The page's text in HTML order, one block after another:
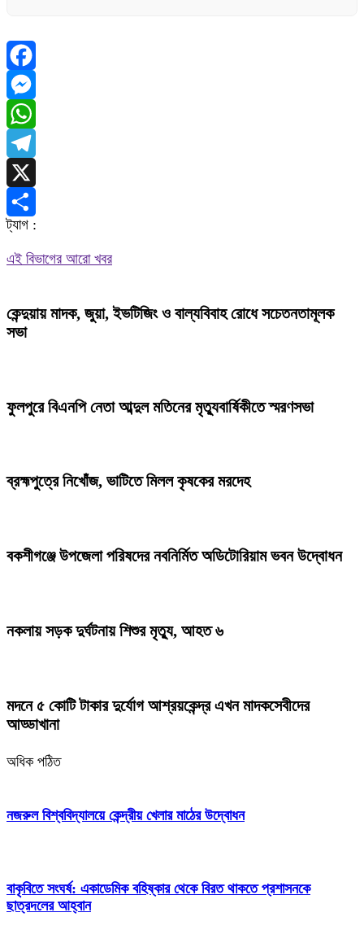
Facebook
Messenger
WhatsApp
Telegram
X
Share
ট্যাগ :
এই বিভাগের আরো খবর
কেন্দুয়ায় মাদক, জুয়া, ইভটিজিং ও বাল্যবিবাহ রোধে সচেতনতামূলক
সভা
ফুলপুরে বিএনপি নেতা আব্দুল মতিনের মৃত্যুবার্ষিকীতে স্মরণসভা
ব্রহ্মপুত্রে নিখোঁজ, ভাটিতে মিলল কৃষকের মরদেহ
বকশীগঞ্জে উপজেলা পরিষদের নবনির্মিত অডিটোরিয়াম ভবন উদ্বোধন
নকলায় সড়ক দুর্ঘটনায় শিশুর মৃত্যু, আহত ৬
মদনে ৫ কোটি টাকার দুর্যোগ আশ্রয়কেন্দ্র এখন মাদকসেবীদের
আড্ডাখানা
অধিক পঠিত
নজরুল বিশ্ববিদ্যালয়ে কেন্দ্রীয় খেলার মাঠের উদ্বোধন
বাকৃবিতে সংঘর্ষ: একাডেমিক বহিষ্কার থেকে বিরত থাকতে প্রশাসনকে
ছাত্রদলের আহ্বান